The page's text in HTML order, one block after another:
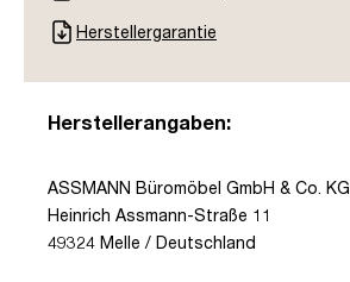
Herstellergarantie
Herstellerangaben:
ASSMANN Büromöbel GmbH & Co. KG
Heinrich Assmann-Straße 11
49324 Melle / Deutschland